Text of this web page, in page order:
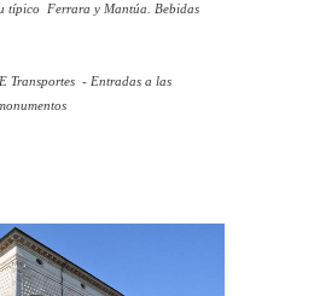
típico Ferrara y Mantúa. Bebidas
Transportes - Entradas a las